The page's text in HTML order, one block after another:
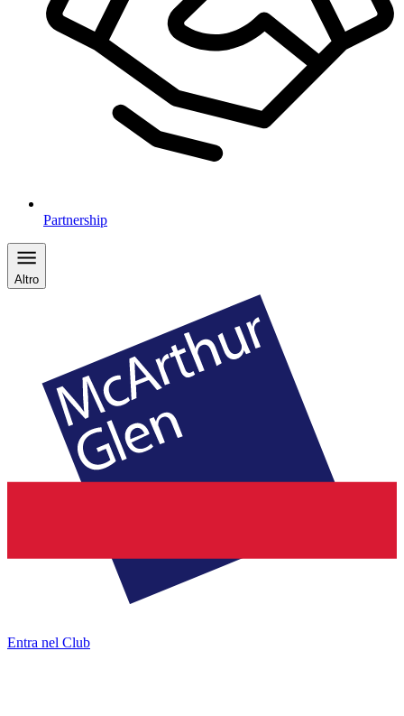
Partnership
Altro
Entra nel Club